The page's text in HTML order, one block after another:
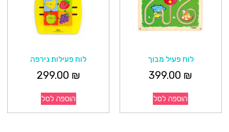
לוח פעיל מבוך
399.00 ₪
הוספה לסל
לוח פעילות גירפה
299.00 ₪
הוספה לסל